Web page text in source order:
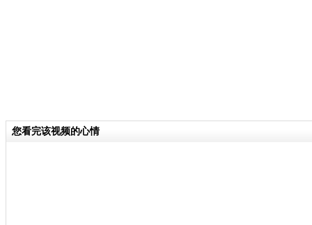
您看完该视频的心情